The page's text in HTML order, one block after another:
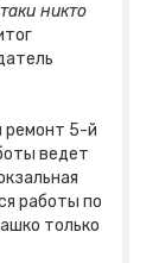
никто
ремонт 5-й
ведет
работы по
только